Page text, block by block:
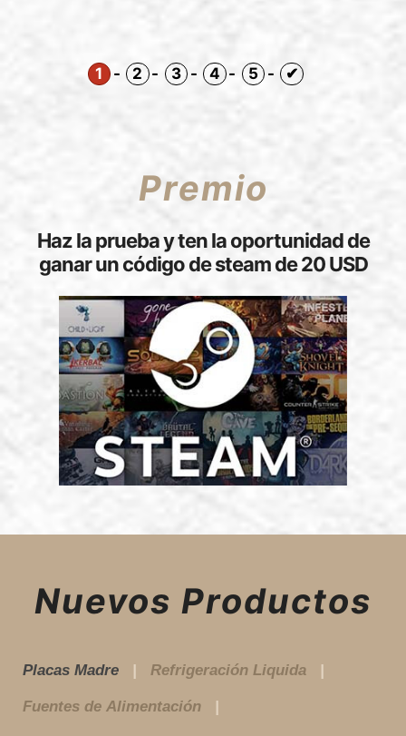
1 2 3 4 5
Premio
Haz la prueba y ten la oportunidad de
ganar un código de steam de 20 USD
Nuevos Productos
Placas Madre Refrigeración Liquida
Fuentes de Alimentación